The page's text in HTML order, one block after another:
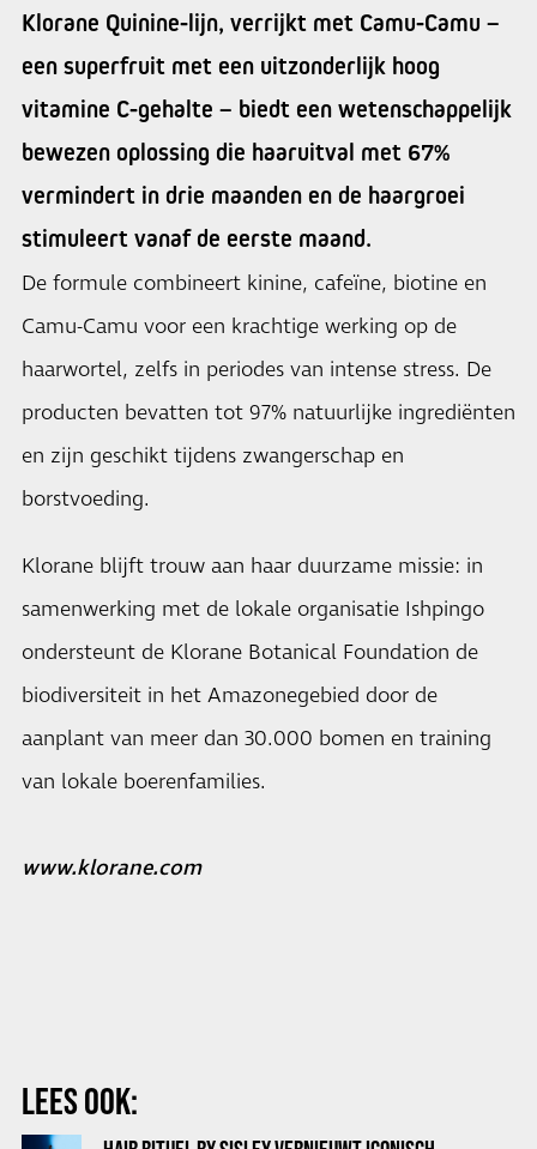
Klorane Quinine-lijn, verrijkt met Camu-Camu –
een superfruit met een uitzonderlijk hoog
vitamine C-gehalte – biedt een wetenschappelijk
bewezen oplossing die haaruitval met 67%
vermindert in drie maanden en de haargroei
stimuleert vanaf de eerste maand.
De formule combineert kinine, cafeïne, biotine en
Camu-Camu voor een krachtige werking op de
haarwortel, zelfs in periodes van intense stress. De
producten bevatten tot 97% natuurlijke ingrediënten
en zijn geschikt tijdens zwangerschap en
borstvoeding.
Klorane blijft trouw aan haar duurzame missie: in
samenwerking met de lokale organisatie Ishpingo
ondersteunt de Klorane Botanical Foundation de
biodiversiteit in het Amazonegebied door de
aanplant van meer dan 30.000 bomen en training
van lokale boerenfamilies.
www.klorane.com
LEES OOK: